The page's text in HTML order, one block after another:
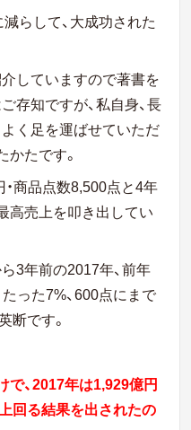
らして、大成功された
していますので著書を
存知ですが、私自身、長
く足を運ばせていただ
かたです。
商品点数8,500点と4年
高売上を叩き出してい
3年前の2017年、前年
った7%、600点にまで
断です。
、2017年は1,929億円
回る結果を出されたの